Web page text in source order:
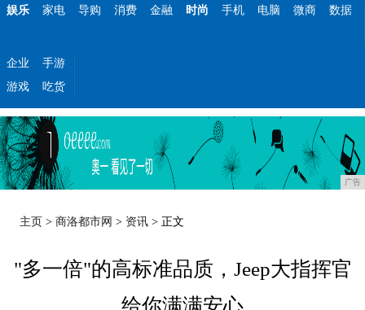
娱乐 家电 导购 消费 金融 时尚 手机 电脑 微商 数据
企业
手游
游戏
吃货
广告
主页 >商洛都市网 > 资讯 > 正文
"多一倍"的高标准品质，Jeep大指挥官
给你满满安心